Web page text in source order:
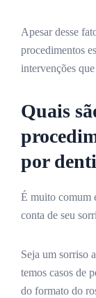
Apesar desse
procedimentos
intervenções
Quais
por
É muito comum
conta de seu
Seja um sorriso
temos casos de
do formato do